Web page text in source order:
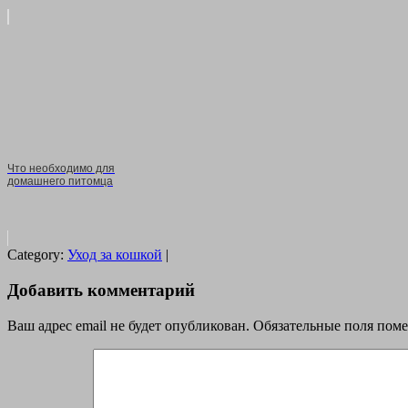
Что необходимо для
домашнего питомца
Category: Уход за кошкой |
Добавить комментарий
Ваш адрес email не будет опубликован. Обязательные поля